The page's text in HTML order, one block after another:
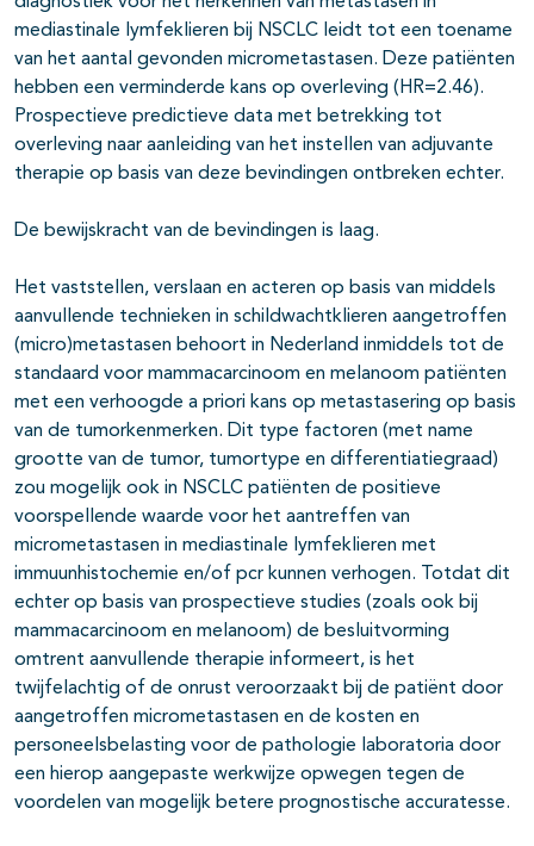
open- en dichtklappen
open- en dichtklappen
mediastinale lymfeklieren bij NSCLC leidt tot een toename
van het aantal gevonden micrometastasen. Deze patiënten
hebben een verminderde kans op overleving (HR=2.46).
Prospectieve predictieve data met betrekking tot
overleving naar aanleiding van het instellen van adjuvante
therapie op basis van deze bevindingen ontbreken echter.
De bewijskracht van de bevindingen is laag.
Het vaststellen, verslaan en acteren op basis van middels
aanvullende technieken in schildwachtklieren aangetroffen
(micro)metastasen behoort in Nederland inmiddels tot de
standaard voor mammacarcinoom en melanoom patiënten
met een verhoogde a priori kans op metastasering op basis
van de tumorkenmerken. Dit type factoren (met name
grootte van de tumor, tumortype en differentiatiegraad)
zou mogelijk ook in NSCLC patiënten de positieve
voorspellende waarde voor het aantreffen van
micrometastasen in mediastinale lymfeklieren met
immuunhistochemie en/of pcr kunnen verhogen. Totdat dit
echter op basis van prospectieve studies (zoals ook bij
mammacarcinoom en melanoom) de besluitvorming
omtrent aanvullende therapie informeert, is het
twijfelachtig of de onrust veroorzaakt bij de patiënt door
aangetroffen micrometastasen en de kosten en
personeelsbelasting voor de pathologie laboratoria door
een hierop aangepaste werkwijze opwegen tegen de
voordelen van mogelijk betere prognostische accuratesse.